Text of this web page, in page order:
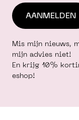
Mis mijn nieuws,
mijn advies niet!
En krijg 10%
eshop!